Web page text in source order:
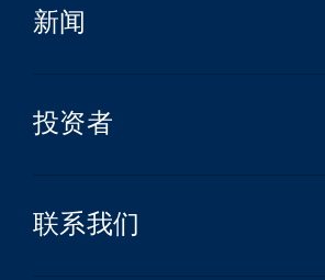
新闻
投资者
联系我们